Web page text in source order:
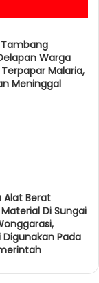
Warga
Malaria,
Meninggal
Alat Berat
Di Sungai
Digunakan Pada